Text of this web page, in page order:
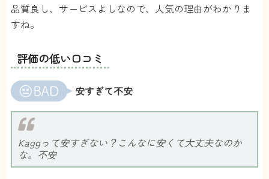
品質良し、サービスよしなので、人気の理由がわかりま
すね。
評価の低い口コミ
安すぎて不安
Kaggって安すぎない？こんなに安くて大丈夫なのか
な。不安